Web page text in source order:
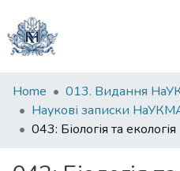
Communities
&
Collections
Home
013. Видання
Наукові записки
043: Біологія та екологія